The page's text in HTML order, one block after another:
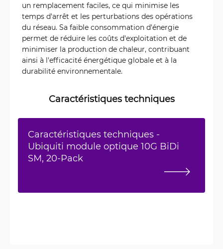
un remplacement faciles, ce qui minimise les
temps d'arrêt et les perturbations des opérations
du réseau. Sa faible consommation d'énergie
permet de réduire les coûts d'exploitation et de
minimiser la production de chaleur, contribuant
ainsi à l'efficacité énergétique globale et à la
durabilité environnementale.
Caractéristiques techniques
Caractéristiques techniques -
Ubiquiti module optique 10G BiDi
SM, 20-Pack